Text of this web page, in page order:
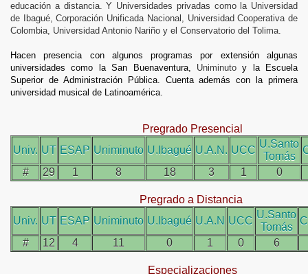
educación a distancia. Y Universidades privadas como la Universidad
de Ibagué, Corporación Unificada Nacional, Universidad Cooperativa de
Colombia, Universidad Antonio Nariño y el Conservatorio del Tolima.
Hacen presencia con algunos programas por extensión algunas
universidades como la San Buenaventura, Uniminutoy la Escuela
Superior de Administración Pública. Cuenta además con la primera
universidad musical de Latinoamérica.
Pregrado Presencial
Univ. UT ESAP Uniminuto U.Ibagué U.A.N. UCC
U.Santo
Tomás
#
29 1 8 18 3 1 0
Pregrado a Distancia
Univ. UT ESAP Uniminuto U.Ibagué U.A.N UCC
U.Santo
Tomás
#
12 4 11 0 1 0 6
Especializaciones